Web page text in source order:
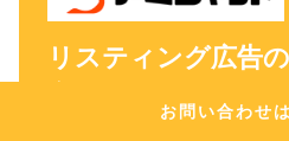
リスティング広告
お問い合わせ